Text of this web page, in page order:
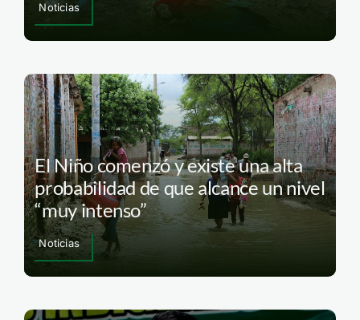
Noticias
El Niño comenzó y existe una alta
probabilidad de que alcance un nivel
“muy intenso”
Noticias